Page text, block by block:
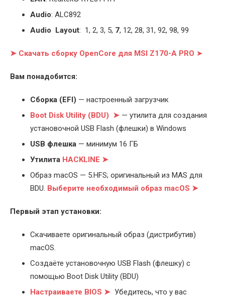
Audio: ALC892
Audio Layout: 1, 2, 3, 5, 7, 12, 28, 31, 92, 98, 99
➤ Скачать сборку OpenCore для MSI Z170-A PRO ➤
Вам понадобится:
Cборка (EFI) — настроенный загрузчик
Boot Disk Utility (BDU) ➤ — утилита для создания
установочной USB Flash (флешки) в Windows
USB флешка — минимум 16 ГБ
Утилита HACKLINE ➤
Образ macOS — 5.HFS; оригинальный из MAS для
BDU. Выберите необходимый образ macOS ➤
Первый этап установки:
Скачиваете оригинальный образ (дистрибутив)
macOS.
Создаёте установочную USB Flash (флешку) с
помощью Boot Disk Utility (BDU)
Настраиваете BIOS ➤ Убедитесь, что у вас